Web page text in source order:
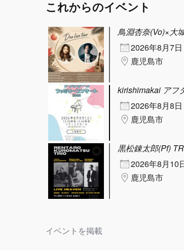
これからのイベント
鳥淵杏奈(Vo)×大
2026年8月7日
鹿児島市
kirishimakai アフ
2026年8月8日
鹿児島市
黒松錬太郎(Pf)
2026年8月10
鹿児島市
イベントを掲載